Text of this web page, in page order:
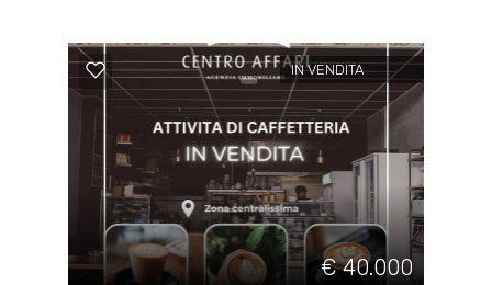
IN VENDITA
€ 40.000